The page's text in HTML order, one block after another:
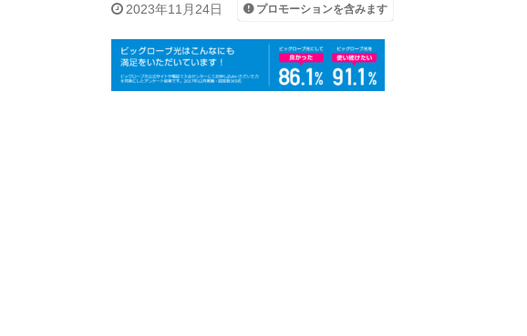
2023年11月24日 プロモーションを含みます